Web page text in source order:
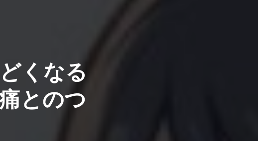
ックリ腰）くなる
とのつ